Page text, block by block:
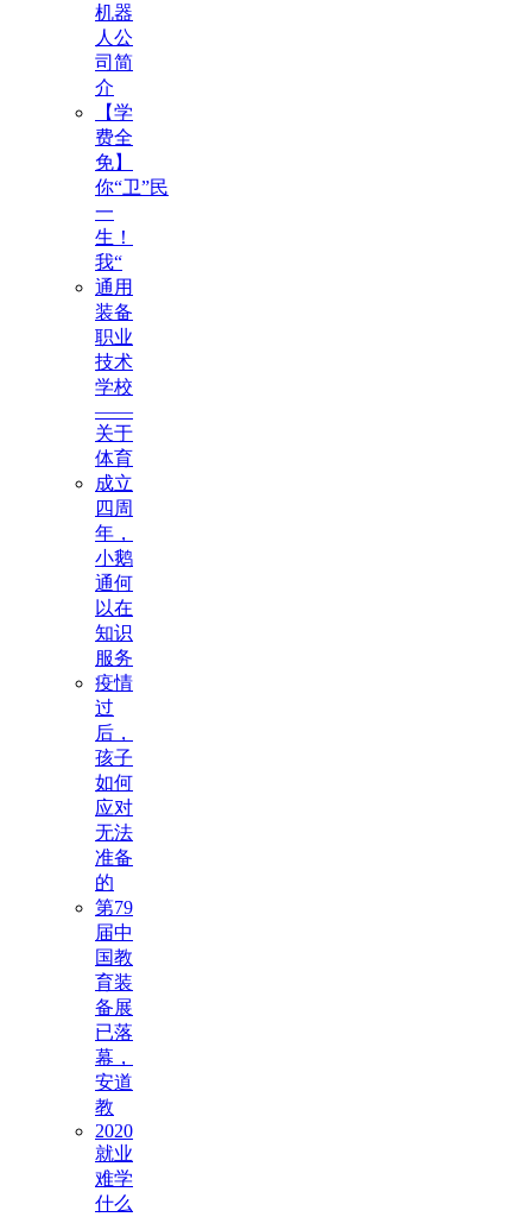
机器
人公
司简
介
【学
费全
免】
你“卫”民
一
生！
我“
通用
装备
职业
技术
学校
——
关于
体育
成立
四周
年，
小鹅
通何
以在
知识
服务
疫情
过
后，
孩子
如何
应对
无法
准备
的
第79
届中
国教
育装
备展
已落
幕，
安道
教
2020
就业
难学
什么